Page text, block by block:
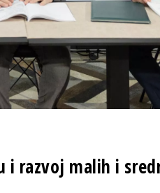
razvoj malih i